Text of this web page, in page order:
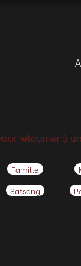
retourner à
Famille
Satsang